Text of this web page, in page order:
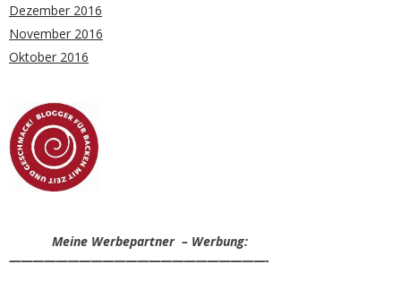
Dezember 2016
November 2016
Oktober 2016
Meine Werbepartner – Werbung:
——————————————————————-